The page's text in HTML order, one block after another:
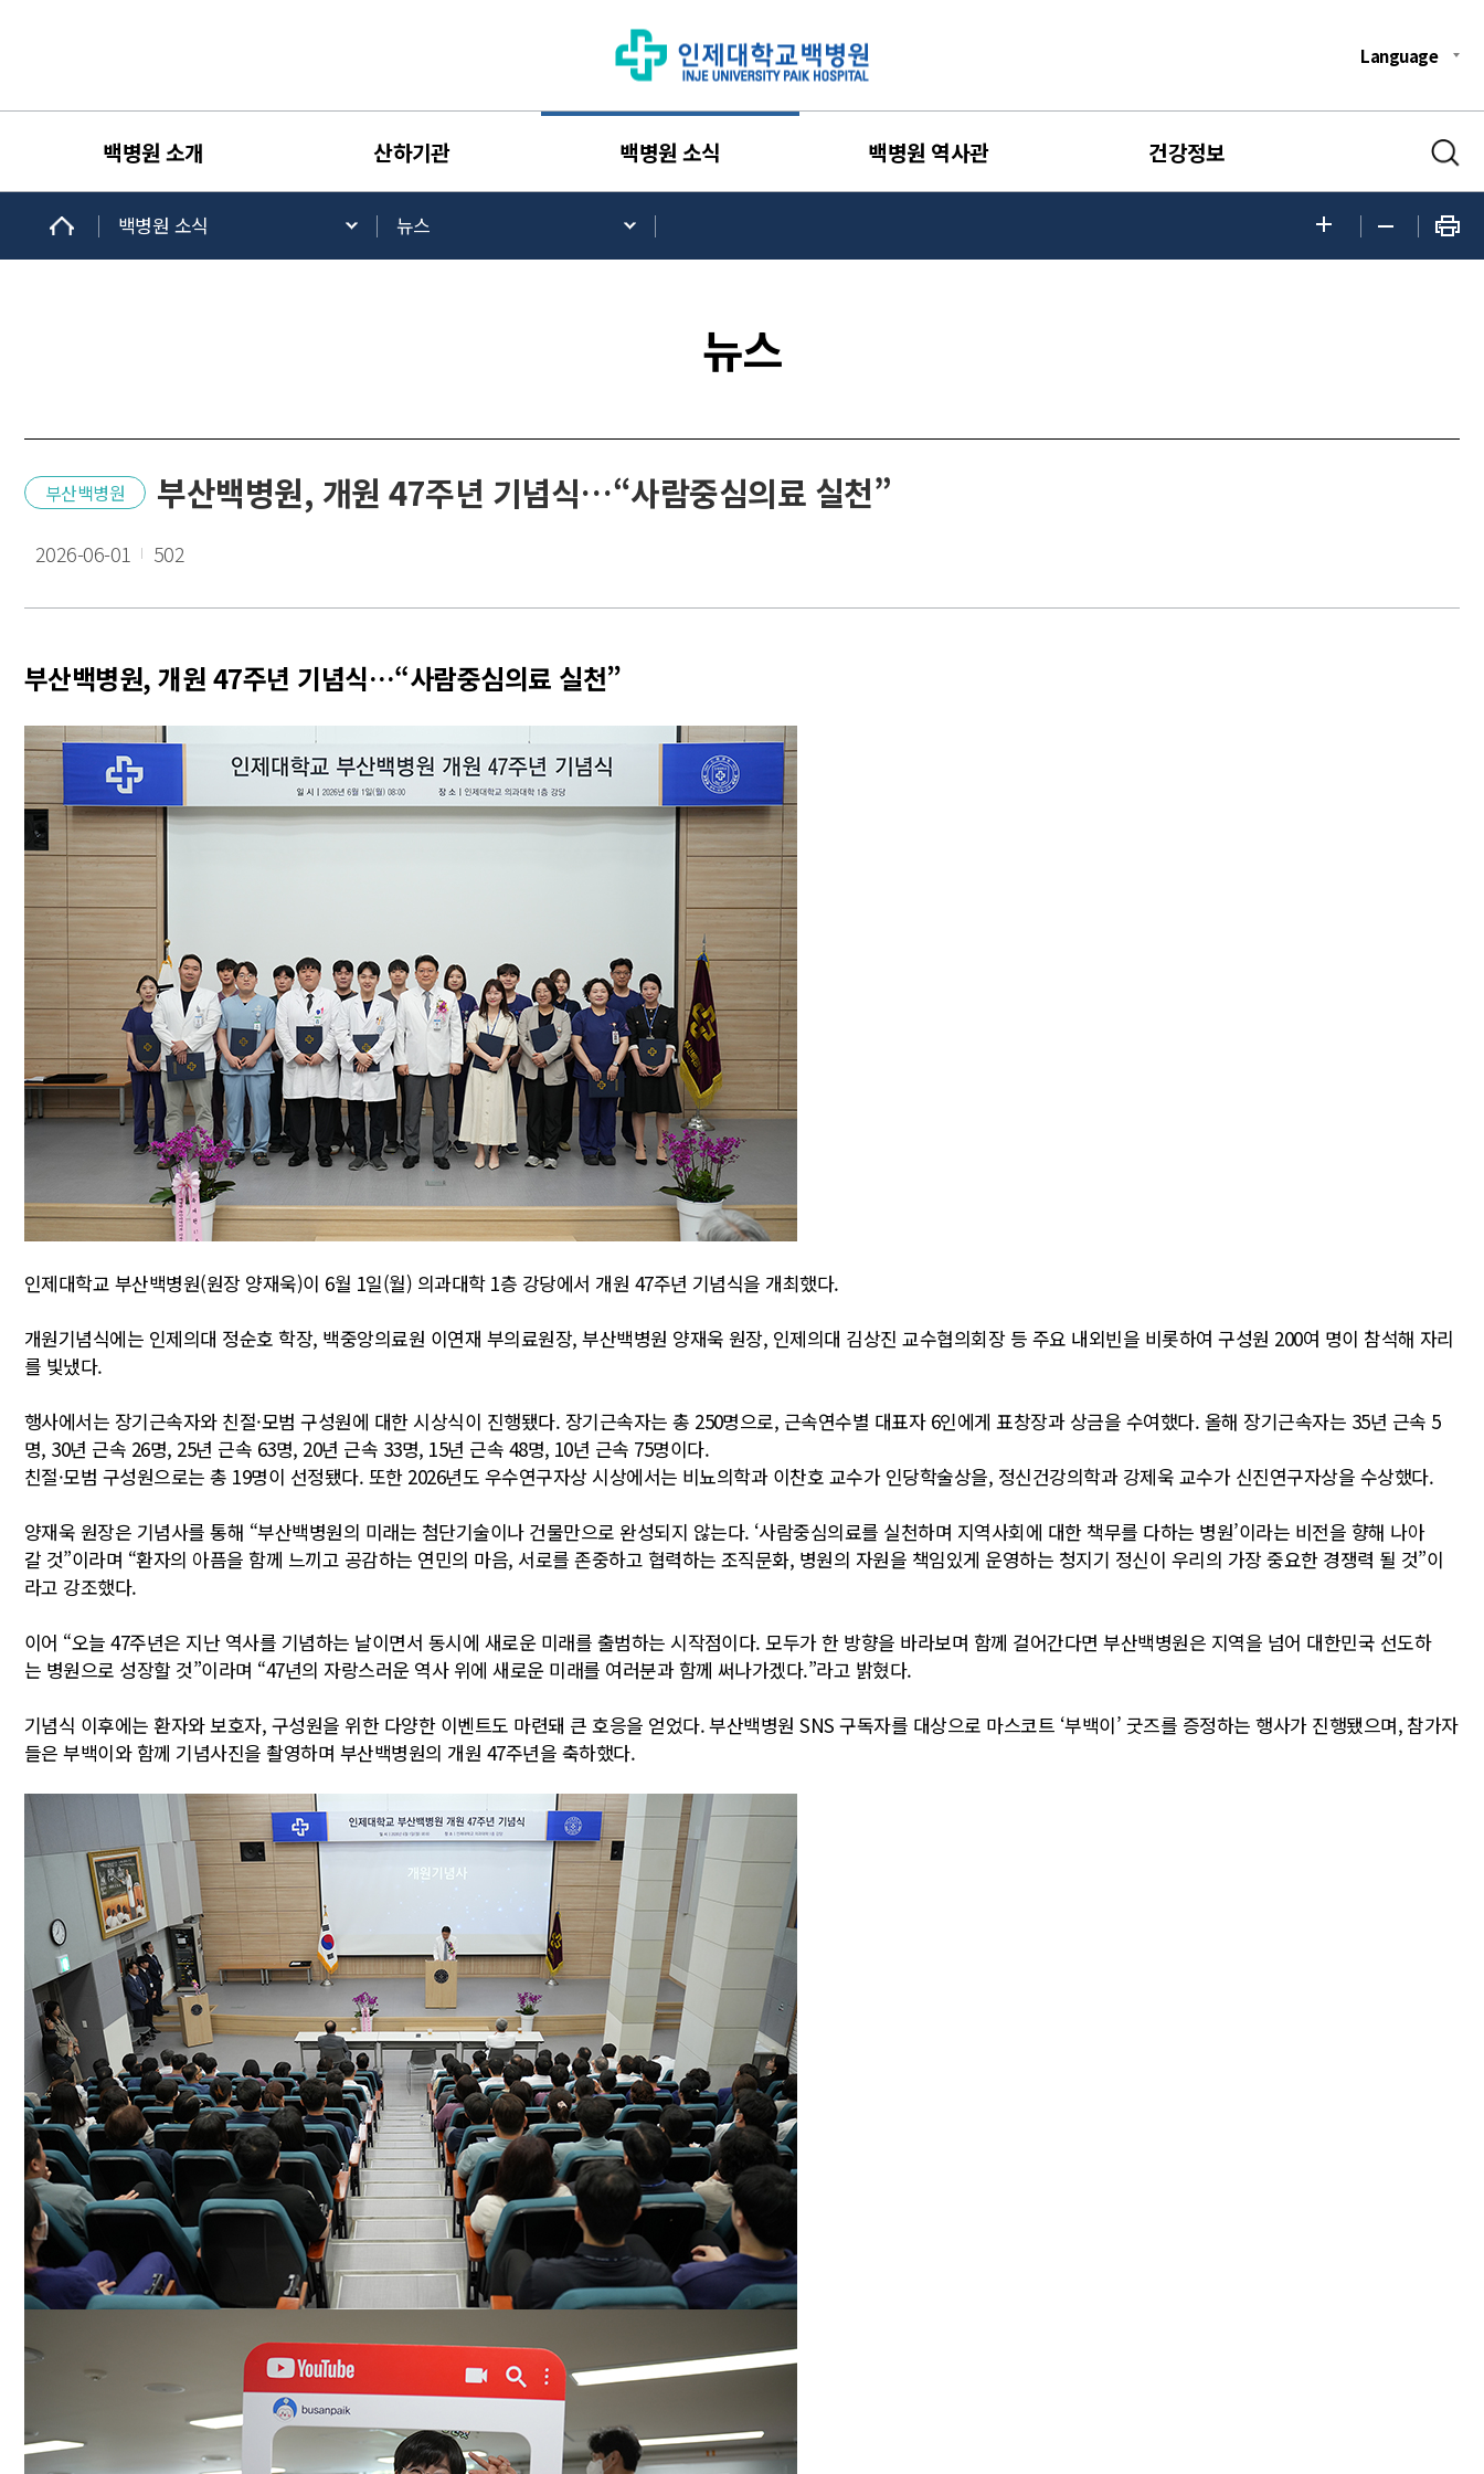
Language
백병원 소개 산하기관 백병원 소식 백병원 역사관 건강정보
백병원 소식 뉴스
뉴스
부산백병원 부산백병원, 개원 47주년 기념식…“사람중심의료 실천”
2026-06-01 502
부산백병원, 개원 47주년 기념식…“사람중심의료 실천”
인제대학교 부산백병원(원장 양재욱)이 6월 1일(월) 의과대학 1층 강당에서 개원 47주년 기념식을 개최했다.
개원기념식에는 인제의대 정순호 학장, 백중앙의료원 이연재 부의료원장, 부산백병원 양재욱 원장, 인제의대 김상진 교수협의회장 등 주요 내외빈을 비롯하여 구성원 200여 명이 참석해 자리
를 빛냈다.
행사에서는 장기근속자와 친절·모범 구성원에 대한 시상식이 진행됐다. 장기근속자는 총 250명으로, 근속연수별 대표자 6인에게 표창장과 상금을 수여했다. 올해 장기근속자는 35년 근속 5
명, 30년 근속 26명, 25년 근속 63명, 20년 근속 33명, 15년 근속 48명, 10년 근속 75명이다.
친절·모범 구성원으로는 총 19명이 선정됐다. 또한 2026년도 우수연구자상 시상에서는 비뇨의학과 이찬호 교수가 인당학술상을, 정신건강의학과 강제욱 교수가 신진연구자상을 수상했다.
양재욱 원장은 기념사를 통해 “부산백병원의 미래는 첨단기술이나 건물만으로 완성되지 않는다. ‘사람중심의료를 실천하며 지역사회에 대한 책무를 다하는 병원’이라는 비전을 향해 나아
갈 것”이라며 “환자의 아픔을 함께 느끼고 공감하는 연민의 마음, 서로를 존중하고 협력하는 조직문화, 병원의 자원을 책임있게 운영하는 청지기 정신이 우리의 가장 중요한 경쟁력 될 것”이
라고 강조했다.
이어 “오늘 47주년은 지난 역사를 기념하는 날이면서 동시에 새로운 미래를 출범하는 시작점이다. 모두가 한 방향을 바라보며 함께 걸어간다면 부산백병원은 지역을 넘어 대한민국 선도하
는 병원으로 성장할 것”이라며 “47년의 자랑스러운 역사 위에 새로운 미래를 여러분과 함께 써나가겠다.”라고 밝혔다.
기념식 이후에는 환자와 보호자, 구성원을 위한 다양한 이벤트도 마련돼 큰 호응을 얻었다. 부산백병원 SNS 구독자를 대상으로 마스코트 ‘부백이’ 굿즈를 증정하는 행사가 진행됐으며, 참가자
들은 부백이와 함께 기념사진을 촬영하며 부산백병원의 개원 47주년을 축하했다.